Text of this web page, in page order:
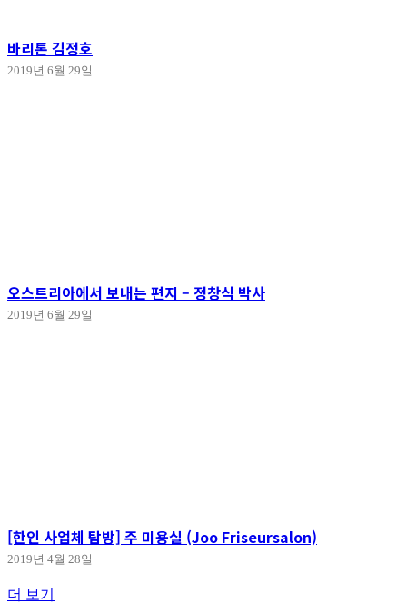
바리톤 김정호
2019년 6월 29일
오스트리아에서 보내는 편지 – 정창식 박사
2019년 6월 29일
[한인 사업체 탐방] 주 미용실 (Joo Friseursalon)
2019년 4월 28일
더 보기